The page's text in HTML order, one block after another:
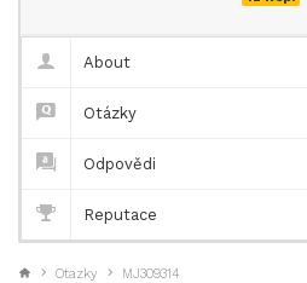
About
Otázky
Odpovědi
Reputace
Otazky MJ309314